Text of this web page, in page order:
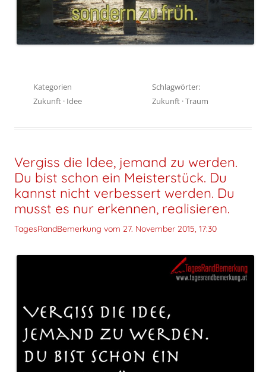
Kategorien
Zukunft · Idee
Schlagwörter:
Zukunft ·Traum
Vergiss die Idee, jemand zu werden.
Du bist schon ein Meisterstück. Du
kannst nicht verbessert werden. Du
musst es nur erkennen, realisieren.
TagesRandBemerkung vom 27. November 2015, 17:30